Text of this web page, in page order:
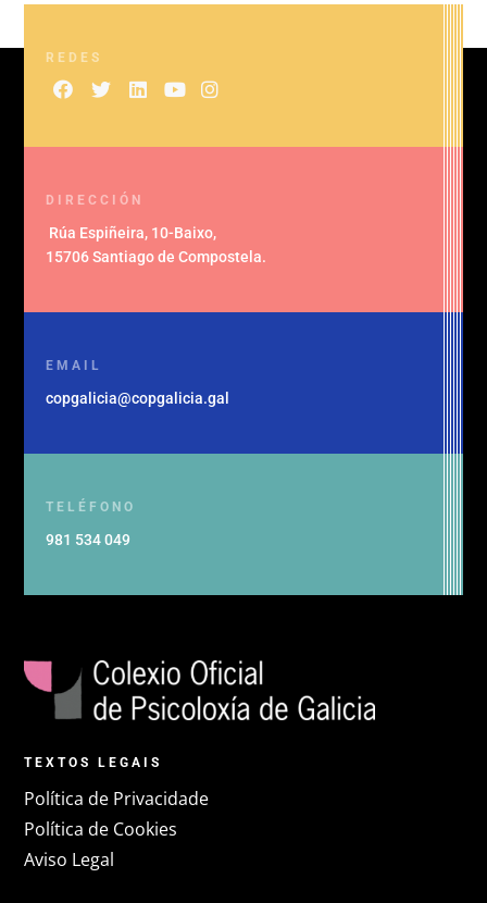
REDES
DIRECCIÓN
Rúa Espiñeira, 10-Baixo,
15706 Santiago de Compostela.
EMAIL
copgalicia@copgalicia.gal
TELÉFONO
981 534 049
TEXTOS LEGAIS
Política de Privacidade
Política de Cookies
Aviso Legal